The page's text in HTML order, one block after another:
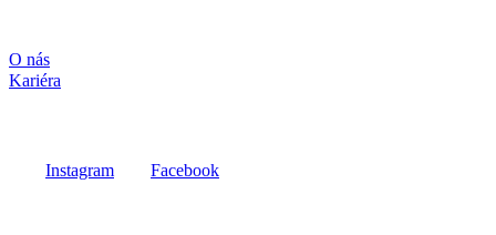
O nás
Kariéra
Instagram Facebook